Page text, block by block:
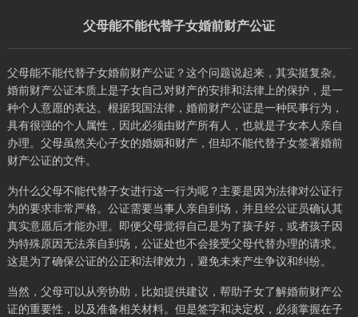
父母能不能代替子女婚前财产公证
父母能不能代替子女婚前财产公证？这个问题说起来，其实挺复杂。
婚前财产公证本质上是子女自己对财产的安排和法律上的保护，是一
种个人意愿的表达。根据我国法律，婚前财产公证是一种民事行为，
具有很强的个人属性，因此必须由财产所有人，也就是子女本人亲自
办理。父母虽然关心子女的婚姻和财产，但却不能代替子女签署婚前
财产公证的文件。
为什么父母不能代替子女进行这一行为呢？主要是因为法律对公证行
为的要求非常严格。公证需要当事人亲自到场，并且经公证员确认其
真实意愿后才能办理。即便父母觉得自己是为了孩子好，或者孩子因
为特殊原因无法亲自到场，公证处也不会接受父母代替办理的请求。
这是为了确保公证的公正和法律效力，避免未来产生争议和纠纷。
当然，父母可以从旁协助，比如提供建议，帮助子女了解婚前财产公
证的重要性，以及准备相关材料。但是签字和决定权，必须掌握在子